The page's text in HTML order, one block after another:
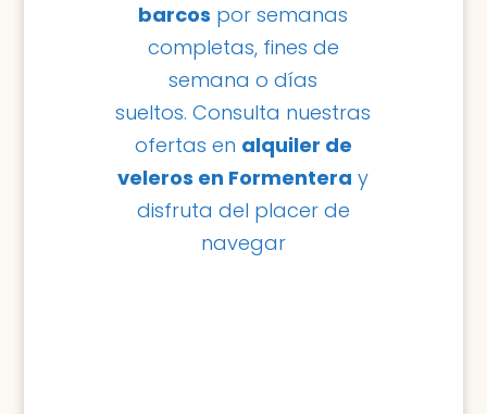
barcos por semanas
completas, fines de
semana o días
sueltos. Consulta nuestras
ofertas en alquiler de
veleros en Formentera y
disfruta del placer de
navegar